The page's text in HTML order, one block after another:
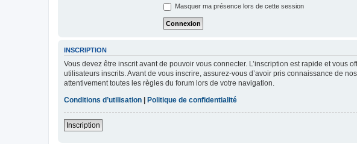
Masquer ma présence lors de cette session
INSCRIPTION
Vous devez être inscrit avant de pouvoir vous connecter. L’inscription est rapide et
utilisateurs inscrits. Avant de vous inscrire, assurez-vous d’avoir pris connaissance de
attentivement toutes les règles du forum lors de votre navigation.
Conditions d’utilisation
Politique de confidentialité
Inscription